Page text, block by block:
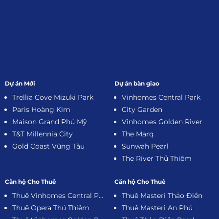
Dự án Mới
Trellia Cove Mizuki Park
Paris Hoàng Kim
Maison Grand Phú Mỹ
T&T Millennia City
Gold Coast Vũng Tàu
Dự án bàn giao
Vinhomes Central Park
City Garden
Vinhomes Golden River
The Marq
Sunwah Pearl
The River Thủ Thiêm
Căn hộ Cho Thuê
Thuê Vinhomes Central Park
Thuê Opera Thủ Thiêm
Căn hộ Cho Thuê
Thuê Masteri Thảo Điền
Thuê Masteri An Phú